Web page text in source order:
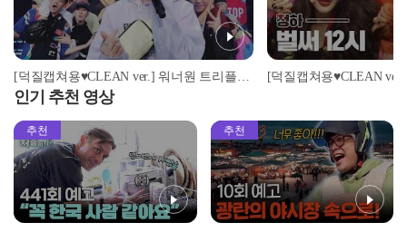
[덕질캡쳐용♥CLEAN ver.] 워너원 트리플포지션 - 캥거루 (Wanna One - Kangaroo)
인기 추천 영상
추천 추천